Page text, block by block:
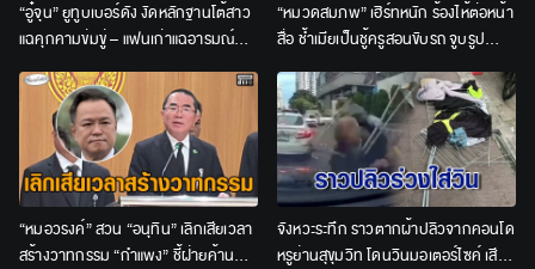
“อู๋จุน” ยูทูบเบอร์ดัง งัดหลักฐานโต้สาว
แฉคุกคามข่มขู่ – แฟนเก่าแฉอารมณ์
ร้อน ผีเข้าผีออก
“หมวดสมภพ” เฮิร์ทหนัก ร้องไห้ต่อหน้า
สื่อ ช้ำเมียเป็นชู้ครูสอนขับรถ จูบรูป
แต่งงานสั่งลาก่อนทิ้ง
“หมอวรงค์” สวน “อนุทิน” เลิกเสียเวลา
สร้างวาทกรรม “กำแพง” ชี้ฝ่ายค้าน
จังหวะระทึก ราวตากผ้าปลิวจากคอนโด
หรูย่านสุขุมวิท โดนวินมอเตอร์ไซค์ เสีย